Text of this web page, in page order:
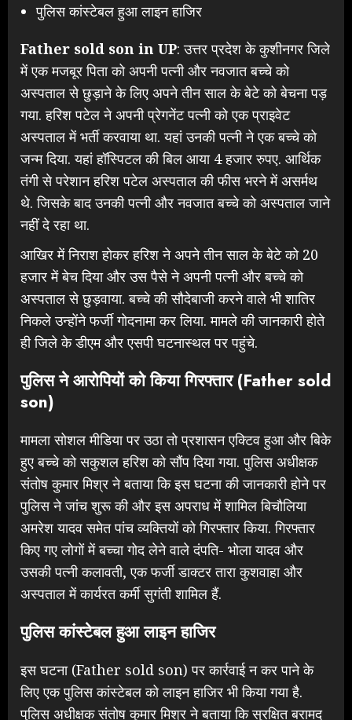
पुलिस कांस्टेबल हुआ लाइन हाजिर
Father sold son in UP: उत्तर प्रदेश के कुशीनगर जिले
में एक मजबूर पिता को अपनी पत्नी और नवजात बच्चे को
अस्पताल से छुड़ाने के लिए अपने तीन साल के बेटे को बेचना पड़
गया. हरिश पटेल ने अपनी प्रेगनेंट पत्नी को एक प्राइवेट
अस्पताल में भर्ती करवाया था. यहां उनकी पत्नी ने एक बच्चे को
जन्म दिया. यहां हॉस्पिटल की बिल आया 4 हजार रुपए. आर्थिक
तंगी से परेशान हरिश पटेल अस्पताल की फीस भरने में असर्मथ
थे. जिसके बाद उनकी पत्नी और नवजात बच्चे को अस्पताल जाने
नहीं दे रहा था.
आखिर में निराश होकर हरिश ने अपने तीन साल के बेटे को 20
हजार में बेच दिया और उस पैसे ने अपनी पत्नी और बच्चे को
अस्पताल से छुड़वाया. बच्चे की सौदेबाजी करने वाले भी शातिर
निकले उन्होंने फर्जी गोदनामा कर लिया. मामले की जानकारी होते
ही जिले के डीएम और एसपी घटनास्थल पर पहुंचे.
पुलिस ने आरोपियों को किया गिरफ्तार (Father sold
son)
मामला सोशल मीडिया पर उठा तो प्रशासन एक्टिव हुआ और बिके
हुए बच्चे को सकुशल हरिश को सौंप दिया गया. पुलिस अधीक्षक
संतोष कुमार मिश्र ने बताया कि इस घटना की जानकारी होने पर
पुलिस ने जांच शुरू की और इस अपराध में शामिल बिचौलिया
अमरेश यादव समेत पांच व्यक्तियों को गिरफ्तार किया. गिरफ्तार
किए गए लोगों में बच्चा गोद लेने वाले दंपति- भोला यादव और
उसकी पत्नी कलावती, एक फर्जी डाक्टर तारा कुशवाहा और
अस्पताल में कार्यरत कर्मी सुगंती शामिल हैं.
पुलिस कांस्टेबल हुआ लाइन हाजिर
इस घटना (Father sold son) पर कार्रवाई न कर पाने के
लिए एक पुलिस कांस्टेबल को लाइन हाजिर भी किया गया है.
पुलिस अधीक्षक संतोष कुमार मिश्र ने बताया कि सुरक्षित बरामद